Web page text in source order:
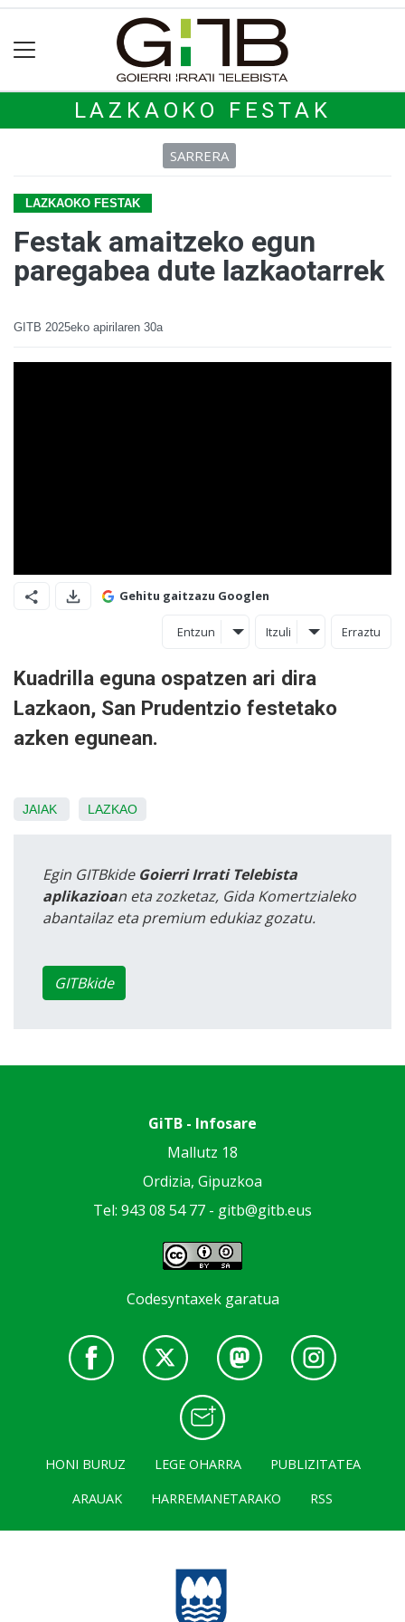
LAZKAOKO FESTAK
SARRERA
LAZKAOKO FESTAK
Festak amaitzeko egun
paregabea dute lazkaotarrek
GITB 2025eko apirilaren 30a
Gehitu gaitzazu Googlen
Entzun Itzuli Erraztu
Kuadrilla eguna ospatzen ari dira
Lazkaon, San Prudentzio festetako
azken egunean.
JAIAK LAZKAO
Egin GITBkide Goierri Irrati Telebista
aplikazioan eta zozketaz, Gida Komertzialeko
abantailaz eta premium edukiaz gozatu.
GITBkide
GiTB - Infosare
Mallutz 18
Ordizia, Gipuzkoa
Tel: 943 08 54 77 - gitb@gitb.eus
Codesyntaxek garatua
HONI BURUZ LEGE OHARRA
PUBLIZITATEA
ARAUAK
HARREMANETARAKO RSS